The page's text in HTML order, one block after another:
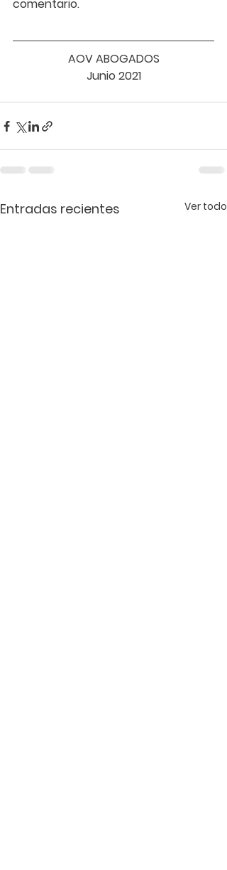
comentario.
AOV ABOGADOS
Junio 2021
Entradas recientes Ver todo